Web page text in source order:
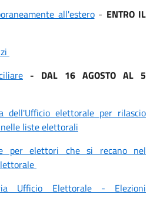
all'estero- ENTRO IL
- DAL 16 AGOSTO AL 5
dell'Ufficio elettorale per rilascio
liste elettorali
per elettori che si recano nel
Ufficio Elettorale - Elezioni